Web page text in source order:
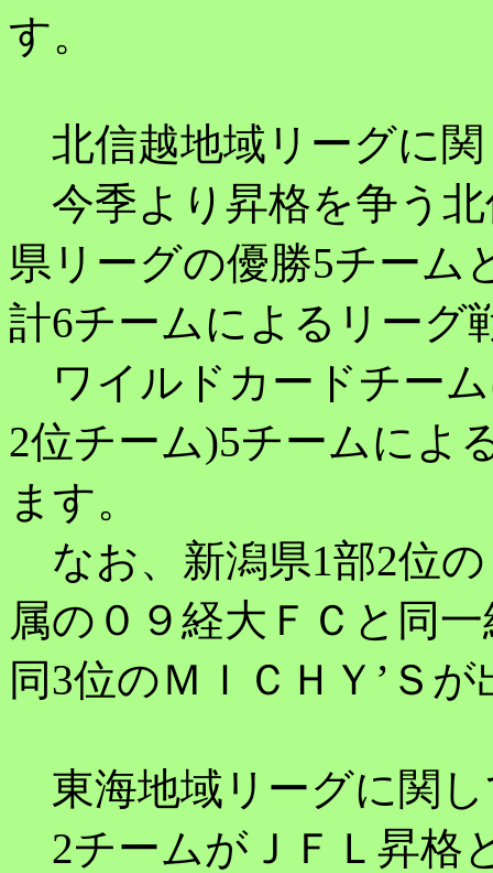
す。
北信越地域リーグに関
今季より昇格を争う
県リーグの優勝5チーム
計6チームによるリーグ
ワイルドカードチー
2位チーム)5チームによ
ます。
なお、新潟県1部2位
属の０９経大ＦＣと同
同3位のＭＩＣＨＹ’Ｓ
東海地域リーグに関
2チームがＪＦＬ昇格